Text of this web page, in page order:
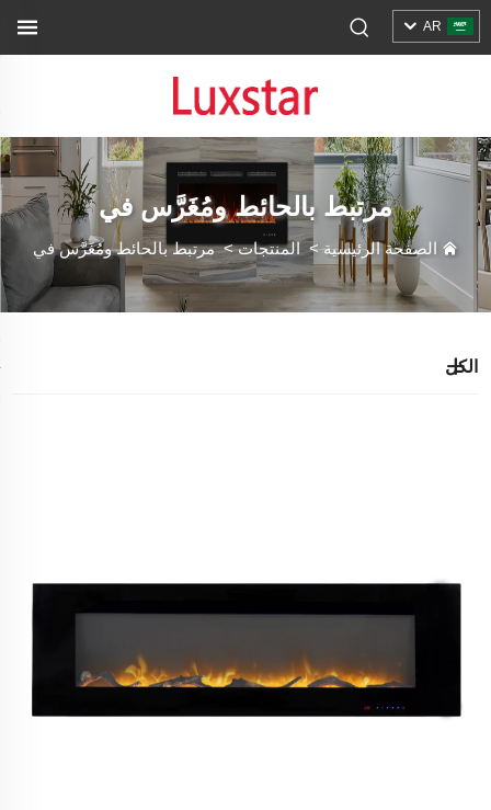
AR
مرتبط بالحائط ومُغَرَّس في
الصفحة الرئيسية> المنتجات>مرتبط بالحائط ومُغَرَّس في
الكل